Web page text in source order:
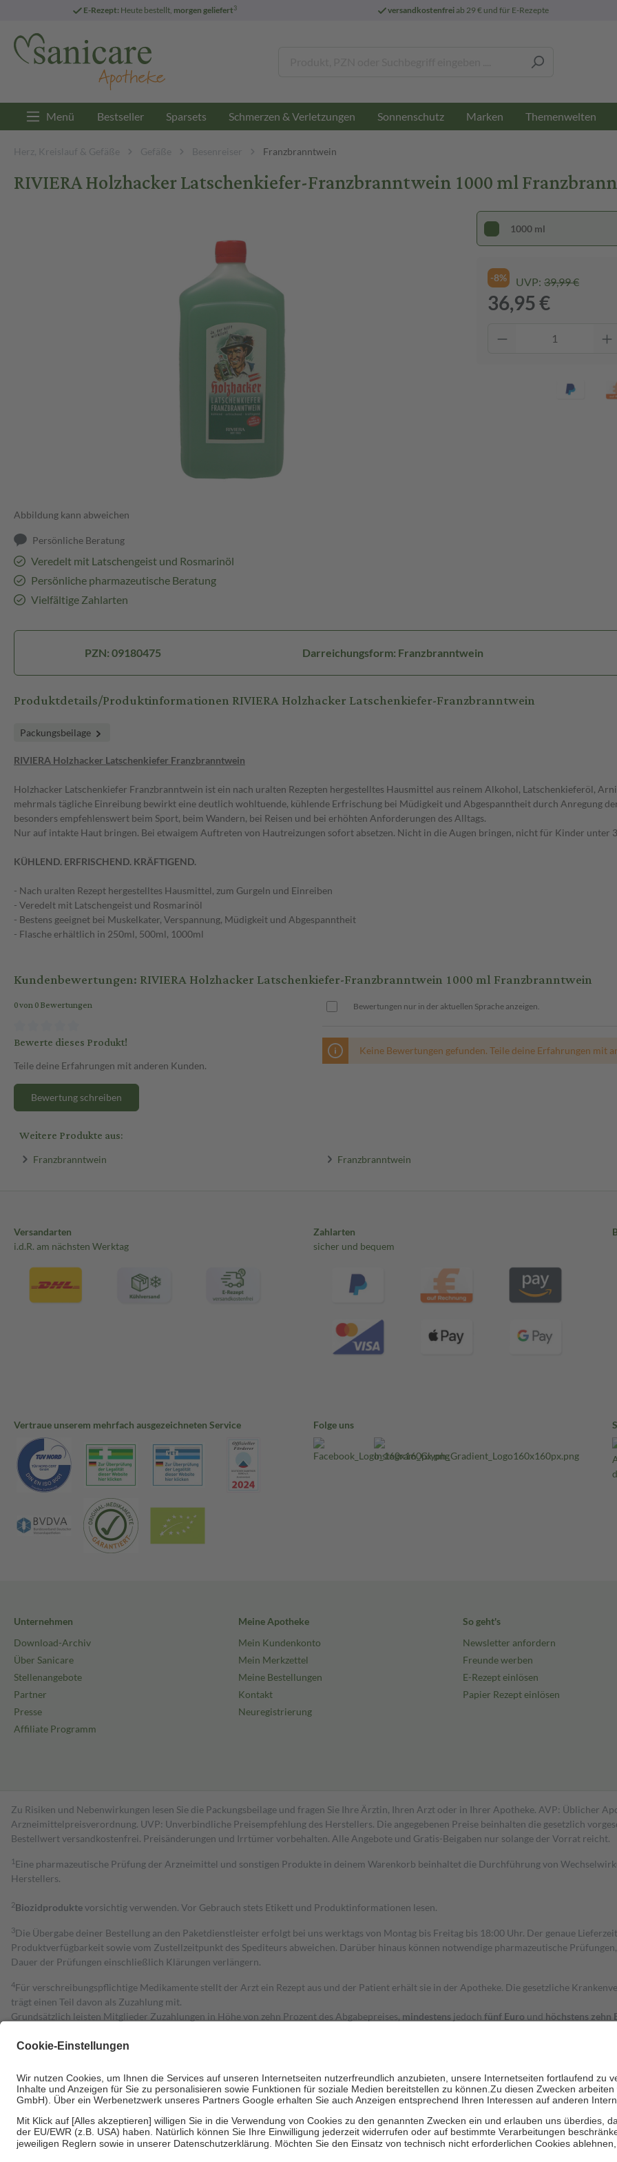
E-Rezept: Heute bestellt, morgen geliefert3 versandkostenfreiab 29 € und für E-Rezepte
Menü Bestseller Sparsets Schmerzen & Verletzungen Sonnenschutz Marken Themenwelten
Herz, Kreislauf & Gefäße Gefäße Besenreiser Franzbranntwein
RIVIERA Holzhacker Latschenkiefer-Franzbranntwein 1000 ml
Abbildung kann abweichen
Persönliche Beratung
Veredelt mit Latschengeist und Rosmarinöl
Persönliche pharmazeutische Beratung
Vielfältige Zahlarten
1000 ml
-8% UVP: 39,99 €
36,95 €
PZN: 09180475 Darreichungsform: Franzbranntwein
Produktdetails/Produktinformationen RIVIERA Holzhacker Latschenkiefer-Franzbranntwein
Packungsbeilage
RIVIERA Holzhacker Latschenkiefer Franzbranntwein
Holzhacker Latschenkiefer Franzbranntwein ist ein nach uralten Rezepten hergestelltes Hausmittel aus reinem Alkohol, Latschenkieferöl,
mehrmals tägliche Einreibung bewirkt eine deutlich wohltuende, kühlende Erfrischung bei Müdigkeit und Abgespanntheit durch Anregung
besonders empfehlenswert beim Sport, beim Wandern, bei Reisen und bei erhöhten Anforderungen des Alltags.
Nur auf intakte Haut bringen. Bei etwaigem Auftreten von Hautreizungen sofort absetzen. Nicht in die Augen bringen, nicht für Kinder unter
KÜHLEND. ERFRISCHEND. KRÄFTIGEND.
- Nach uralten Rezept hergestelltes Hausmittel, zum Gurgeln und Einreiben
- Veredelt mit Latschengeist und Rosmarinöl
- Bestens geeignet bei Muskelkater, Verspannung, Müdigkeit und Abgespanntheit
- Flasche erhältlich in 250ml, 500ml, 1000ml
Kundenbewertungen: RIVIERA Holzhacker Latschenkiefer-Franzbranntwein 1000 ml Franzbranntwein
0 von 0 Bewertungen
Bewerte dieses Produkt!
Teile deine Erfahrungen mit anderen Kunden.
Bewertung schreiben
Bewertungen nur in der aktuellen Sprache anzeigen.
Keine Bewertungen gefunden. Teile deine Erfahrungen mit
Weitere Produkte aus:
Franzbranntwein Franzbranntwein
Versandarten
i.d.R. am nächsten Werktag
Zahlarten
sicher und bequem
Vertraue unserem mehrfach ausgezeichneten Service Folge uns
Unternehmen
Download-Archiv
Über Sanicare
Stellenangebote
Partner
Presse
Affiliate Programm
Meine Apotheke
Mein Kundenkonto
Mein Merkzettel
Meine Bestellungen
Kontakt
Neuregistrierung
So geht's
Newsletter anfordern
Freunde werben
E-Rezept einlösen
Papier Rezept einlösen
Zu Risiken und Nebenwirkungen lesen Sie die Packungsbeilage und fragen Sie Ihre Ärztin, Ihren Arzt oder in Ihrer Apotheke. AVP: Üblicher
Arzneimittelpreisverordnung. UVP: Unverbindliche Preisempfehlung des Herstellers. Die angegebenen Preise beinhalten die gesetzlich
Bestell­wert versand­kosten­frei. Preisänderungen und Irrtümer vorbehalten. Alle Angebote und Gratis-Beigaben nur solange der Vorrat reicht.
1 Eine pharmazeutische Prüfung der Arzneimittel und sonstigen Produkte in deinem Warenkorb beinhaltet die Durchführung von
Herstellers.
2Biozidproduktevorsichtig verwenden. Vor Gebrauch stets Etikett und Produktinformationen lesen.
3Die Übergabe deiner Bestellung an den Paketdienstleister erfolgt bei uns werktags von Montag bis Freitag bis 18:00 Uhr. Der genaue
Produktverfügbarkeit sowie vom Zustellzeitpunkt des Spediteurs abweichen. Darüber hinaus können notwendige pharmazeutische
Dauer der Prüfungen einschließlich Klärungen verlängern.
4Für verschreibungspflichtige Medikamente stellt der Arzt ein Rezept aus und der Patient erhält sie in der Apotheke. Die gesetzliche
trägt einen Teil davon als Zuzahlung mit.
Grundsätzlich leisten Mitglieder Zuzahlungen in Höhe von zehn Prozent des Abgabepreises, mindestens jedoch fünf Euro und höchstens zehn
Diese Regeln gelten grundsätzlich auch für Online-Apotheken.
Um das Engagement der Versicherten für ihre eigene Gesundheit zu stärken und die besondere Stellung der Familie zu unterstützen, fallen
• Kindern und Jugendlichen bis zum vollendeten 18. Lebensjahr mit Ausnahme der Fahrkosten
• Untersuchungen zur Vorsorge und Früherkennung, die von der GKV getragen werden
• empfohlenen Schutzimpfungen
• Harn- und Blutteststreifen